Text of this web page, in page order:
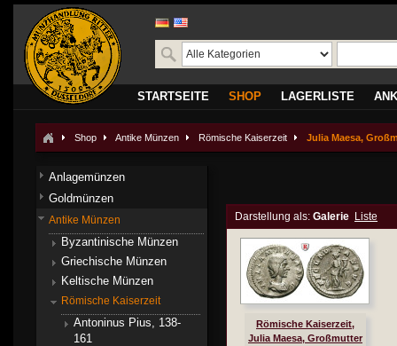
STARTSEITE SHOP LAGERLISTE
Shop Antike Münzen Römische Kaiserzeit Julia Maesa,
Darstellung als: Galerie Liste
Römische Kaiserzeit,
Julia Maesa, Großmutter
Anlagemünzen
Goldmünzen
Antike Münzen
Byzantinische Münzen
Griechische Münzen
Keltische Münzen
Römische Kaiserzeit
Antoninus Pius, 138-
161